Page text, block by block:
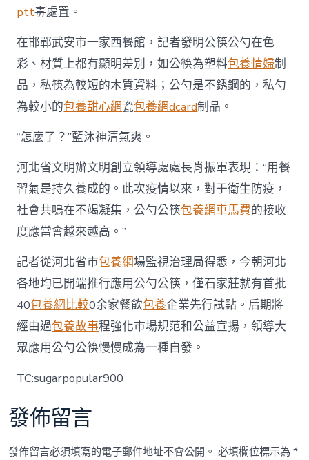
ptt毒處置。
在邯鄲武安市一家西餐館，記者發明公筷公勺在色
彩、材質上都有顯明差別，如公筷為塑料包養情婦制
品，私筷為較短的木質資料；公勺是不銹鋼的，私勺
為較小的包養甜心網瓷包養網dcard制品。
“怎麼了？”藍沐神清氣爽。
河北省文明辦文明創立領導處處長肖振軍表現：“用餐
習氣是持久養成的。此次疫情以來，對于衛生防疫，
社會共鳴在不竭凝集，公勺公筷包養網車馬費的接收
度應當會越來越高。”
記者從河北省市包養網場監視治理局得悉，今朝河北
各地均已開端推行應用公勺公筷，僅石家莊就有首批
40包養網比較0余家餐飲包養企業先行試點。后期將
經由過包養故事程強化市場規范和公益宣揚，領導大
眾應用公勺公筷慢慢成為一種自發。
TC:sugarpopular900
發佈留言
發佈留言必須填寫的電子郵件地址不會公開。 必填欄位標示為*